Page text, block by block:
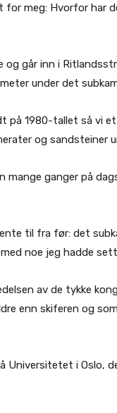
meg: Hvorfor har
og går inn i
under det
på 1980-tallet så vi
og sandsteiner
mange ganger på
til fra før: det
noe jeg hadde
av de tykke
enn skiferen og
Universitetet i